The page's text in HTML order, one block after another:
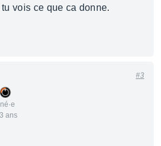
vois ce que ca donne.
ans
#3